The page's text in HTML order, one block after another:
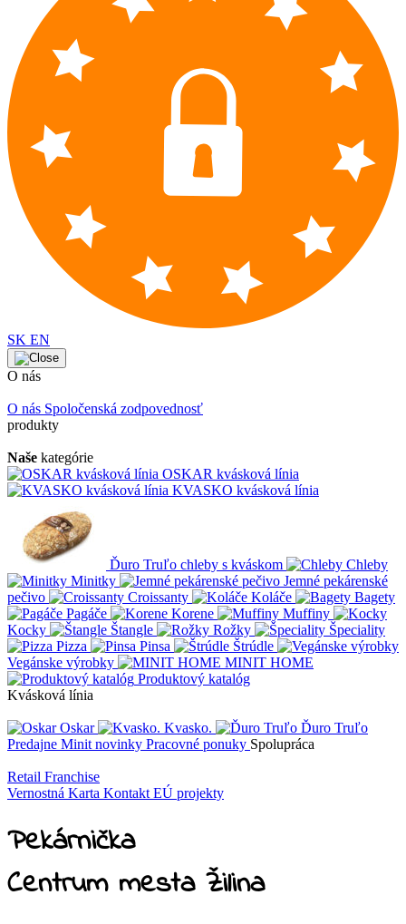
SK EN
O nás
O nás Spoločenská zodpovednosť
produkty
Naše kategórie
OSKAR kvásková línia
KVASKO kvásková línia
Ďuro Truľo chleby s kváskom
Chleby
Minitky
Jemné pekárenské
pečivo
Croissanty Koláče
Bagety
Pagáče
Korene
Muffiny
Kocky
Štangle Rožky
Špeciality
Pizza
Pinsa
Štrúdle
Vegánske výrobky
MINIT HOME
Produktový katalóg
Kvásková línia
Oskar Kvasko.
Ďuro Truľo
Predajne Minit novinky Pracovné ponuky Spolupráca
Retail Franchise
Vernostná Karta Kontakt EÚ projekty
Pekárnička
Centrum mesta Žilina